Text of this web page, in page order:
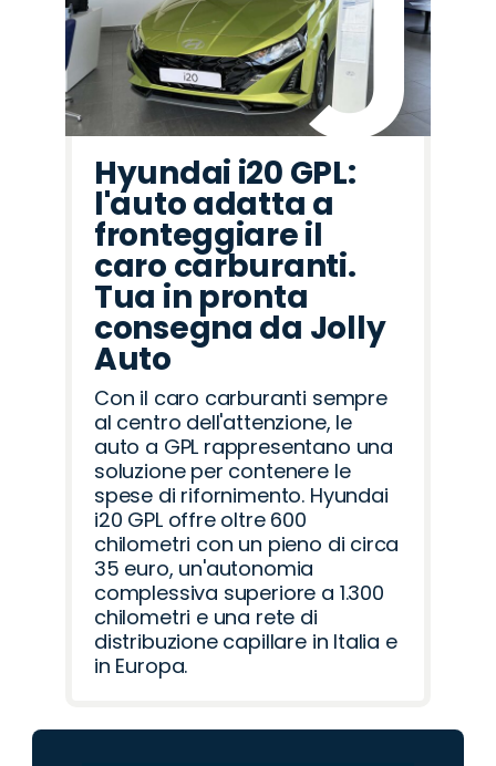
Hyundai i20 GPL:
l'auto adatta a
fronteggiare il
caro carburanti.
Tua in pronta
consegna da Jolly
Auto
Con il caro carburanti sempre
al centro dell'attenzione, le
auto a GPL rappresentano una
soluzione per contenere le
spese di rifornimento. Hyundai
i20 GPL offre oltre 600
chilometri con un pieno di circa
35 euro, un'autonomia
complessiva superiore a 1.300
chilometri e una rete di
distribuzione capillare in Italia e
in Europa.